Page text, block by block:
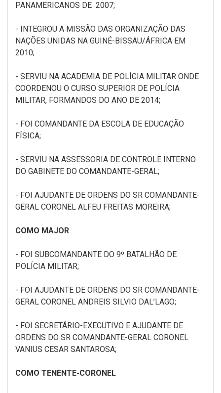
PANAMERICANOS DE 2007;
- INTEGROU A MISSÃO DAS ORGANIZAÇÃO DAS
NAÇÕES UNIDAS NA GUINÉ-BISSAU/ÁFRICA EM
2010;
- SERVIU NA ACADEMIA DE POLÍCIA MILITAR ONDE
COORDENOU O CURSO SUPERIOR DE POLÍCIA
MILITAR, FORMANDOS DO ANO DE 2014;
- FOI COMANDANTE DA ESCOLA DE EDUCAÇÃO
FÍSICA;
- SERVIU NA ASSESSORIA DE CONTROLE INTERNO
DO GABINETE DO COMANDANTE-GERAL;
- FOI AJUDANTE DE ORDENS DO SR COMANDANTE-
GERAL CORONEL ALFEU FREITAS MOREIRA;
COMO MAJOR
- FOI SUBCOMANDANTE DO 9º BATALHÃO DE
POLÍCIA MILITAR;
- FOI AJUDANTE DE ORDENS DO SR COMANDANTE-
GERAL CORONEL ANDREIS SILVIO DAL’LAGO;
- FOI SECRETÁRIO-EXECUTIVO E AJUDANTE DE
ORDENS DO SR COMANDANTE-GERAL CORONEL
VANIUS CESAR SANTAROSA;
COMO TENENTE-CORONEL